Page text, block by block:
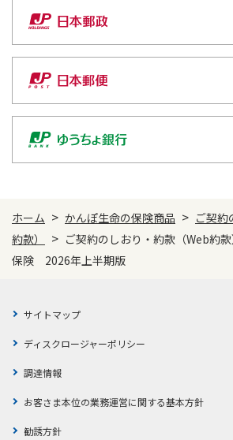
ホーム > かんぽ生命の保険商品 > ご契約
約款）
> ご契約のしおり・約款（Web約
保険 2026年上半期版
サイトマップ
ディスクロージャーポリシー
調達情報
お客さま本位の業務運営に関する基本方針
勧誘方針